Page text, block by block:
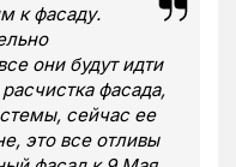
к фасаду.
они будут идти
фасада,
сейчас ее
это все отливы